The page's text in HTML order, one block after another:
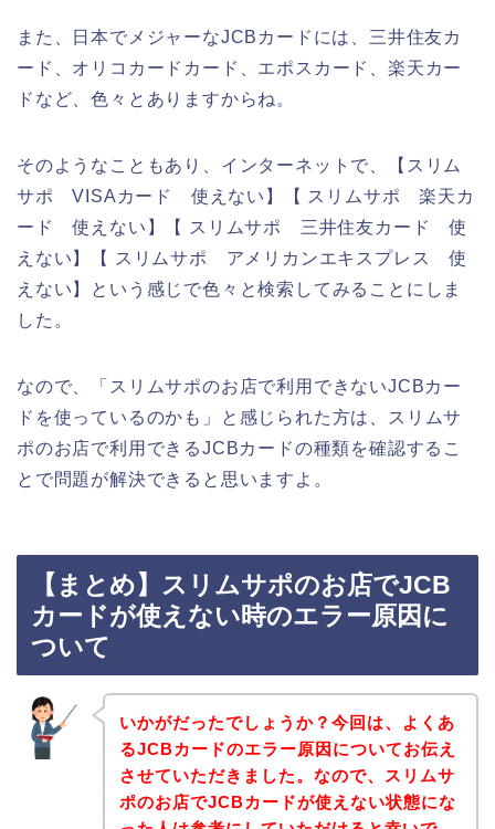
また、日本でメジャーなJCBカードには、三井住友カ
ード、オリコカードカード、エポスカード、楽天カー
ドなど、色々とありますからね。
そのようなこともあり、インターネットで、【スリム
サポ VISAカード 使えない】【 スリムサポ 楽天カ
ード 使えない】【 スリムサポ 三井住友カード 使
えない】【 スリムサポ アメリカンエキスプレス 使
えない】という感じで色々と検索してみることにしま
した。
なので、「スリムサポのお店で利用できないJCBカー
ドを使っているのかも」と感じられた方は、スリムサ
ポのお店で利用できるJCBカードの種類を確認するこ
とで問題が解決できると思いますよ。
【まとめ】スリムサポのお店でJCB
カードが使えない時のエラー原因に
ついて
いかがだったでしょうか？今回は、よくあ
るJCBカードのエラー原因についてお伝え
させていただきました。なので、スリムサ
ポのお店でJCBカードが使えない状態にな